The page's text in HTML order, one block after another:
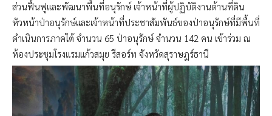
ส่วนฟื้นฟูและพัฒนาพื้นที่อนุรักษ์ เจ้าหน้าที่ผู้ปฏิบัติงานด้านที่ดิน
หัวหน้าป่าอนุรักษ์และเจ้าหน้าที่ประชาสัมพันธ์ของป่าอนุรักษ์ที่มีพื้นที่
ดำเนินการภาคใต้ จำนวน 65 ป่าอนุรักษ์ จำนวน 142 คน เข้าร่วม ณ
ห้องประชุมโรงแรมแก้วสมุย รีสอร์ท จังหวัดสุราษฎร์ธานี